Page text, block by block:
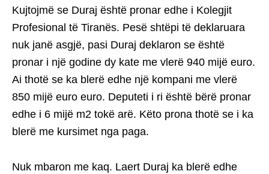
Kujtojmë se Duraj është pronar edhe i Kolegjit
Profesional të Tiranës. Pesë shtëpi të deklaruara
nuk janë asgjë, pasi Duraj deklaron se është
pronar i një godine dy kate me vlerë 940 mijë euro.
Ai thotë se ka blerë edhe një kompani me vlerë
850 mijë euro euro. Deputeti i ri është bërë pronar
edhe i 6 mijë m2 tokë arë. Këto prona thotë se i ka
blerë me kursimet nga paga.
Nuk mbaron me kaq. Laert Duraj ka blerë edhe